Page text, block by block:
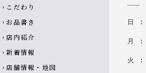
chevron_right こだわり
chevron_right お品書き
chevron_right 店内紹介
chevron_right 新着情報
chevron_right 店舗情報・地図
日 :
月
:
火
: